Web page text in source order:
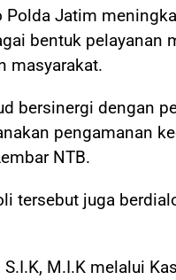
Polda Jatim
bentuk pelayanan
masyarakat.
bersinergi dengan
pengamanan
NTB.
tersebut juga
M.I.K melalui